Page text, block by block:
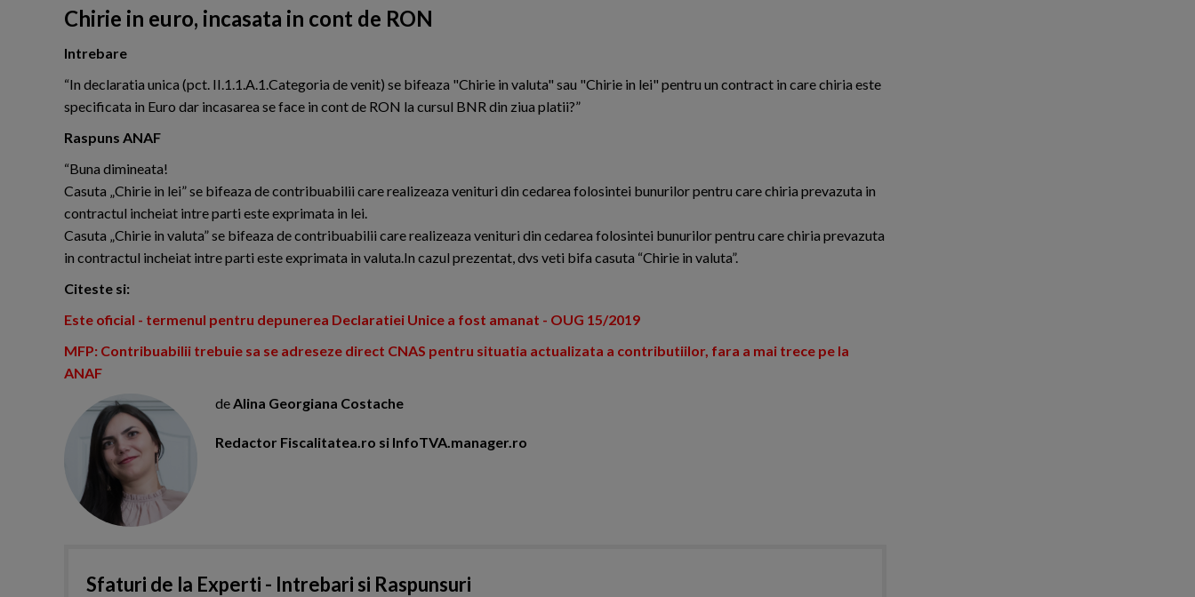
Chirie in euro, incasata in cont de RON
Intrebare
“In declaratia unica (pct. II.1.1.A.1.Categoria de venit) se bifeaza "Chirie in valuta" sau "Chirie in lei" pentru un contract in care chiria este
specificata in Euro dar incasarea se face in cont de RON la cursul BNR din ziua platii?”
Raspuns ANAF
“Buna dimineata!
Casuta „Chirie in lei” se bifeaza de contribuabilii care realizeaza venituri din cedarea folosintei bunurilor pentru care chiria prevazuta in
contractul incheiat intre parti este exprimata in lei.
Casuta „Chirie in valuta” se bifeaza de contribuabilii care realizeaza venituri din cedarea folosintei bunurilor pentru care chiria prevazuta
in contractul incheiat intre parti este exprimata in valuta.In cazul prezentat, dvs veti bifa casuta “Chirie in valuta”.
Citeste si:
Este oficial - termenul pentru depunerea Declaratiei Unice a fost amanat - OUG 15/2019
MFP: Contribuabilii trebuie sa se adreseze direct CNAS pentru situatia actualizata a contributiilor, fara a mai trece pe la
ANAF
deAlina Georgiana Costache
Redactor Fiscalitatea.ro si InfoTVA.manager.ro
Sfaturi de la Experti - Intrebari si Raspunsuri